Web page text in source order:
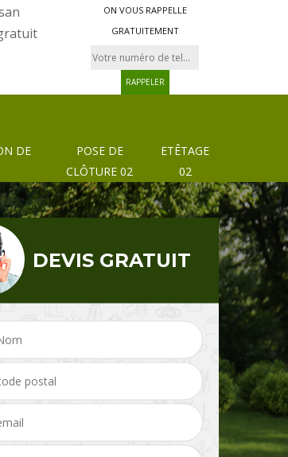
ON VOUS RAPPELLE
GRATUITEMENT
DE
POSE DE
CLÔTURE 02
ETÊTAGE
02
Pose de clôture et Etêtage 02
DEVIS GRATUIT